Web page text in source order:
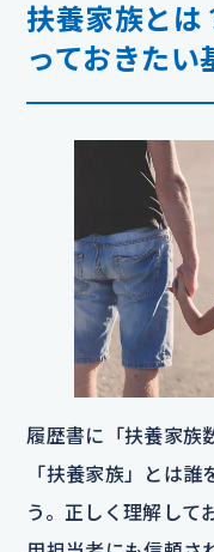
扶養家族とは
っておきたい
履歴書に「扶養家族
「扶養家族」とは
う。正しく理解して